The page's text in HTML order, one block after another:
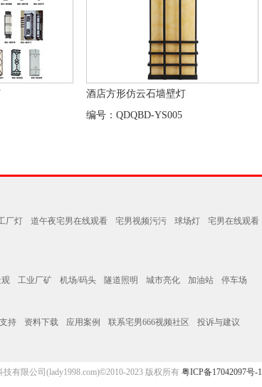
酒店方形仿云石墙壁灯
编号：QDQBD-YS005
厂灯 道午夜宅男在线观看 宅男视频污污 球场灯 宅男在线观看
观 工业厂矿 机场/码头 隧道照明 城市亮化 加油站 停车场
持 资料下载 应用案例 联系宅男666视频社区 投诉与建议
有限公司(lady1998.com)©2010-2023 版权所有 粤ICP备17042097号-1